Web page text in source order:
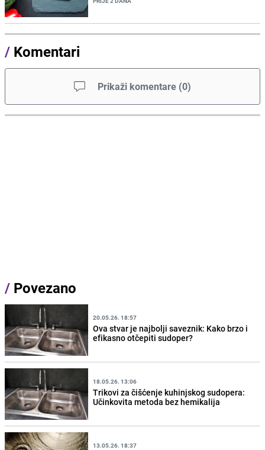
/ Komentari
Prikaži komentare (0)
/ Povezano
20.05.26. 18:57
Ova stvar je najbolji saveznik: Kako brzo i
efikasno otčepiti sudoper?
18.05.26. 13:06
Trikovi za čišćenje kuhinjskog sudopera:
Učinkovita metoda bez hemikalija
13.05.26. 18:37